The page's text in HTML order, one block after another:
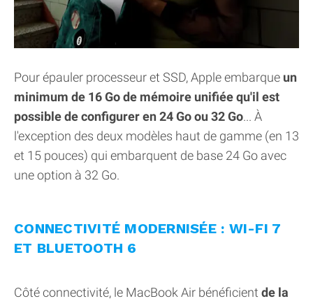
Pour épauler processeur et SSD, Apple embarque un
minimum de 16 Go de mémoire unifiée qu'il est
possible de configurer en 24 Go ou 32 Go... À
l'exception des deux modèles haut de gamme (en 13
et 15 pouces) qui embarquent de base 24 Go avec
une option à 32 Go.
CONNECTIVITÉ MODERNISÉE : WI-FI 7
ET BLUETOOTH 6
Côté connectivité, le MacBook Air bénéficient de la